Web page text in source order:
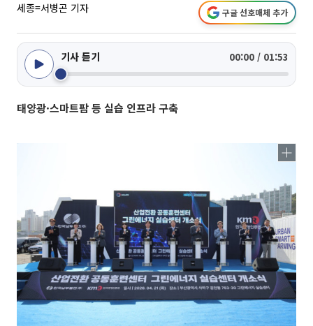
세종=서병곤 기자 구글 선호매체 추가
기사 듣기 00:00 / 01:53
태양광·스마트팜 등 실습 인프라 구축